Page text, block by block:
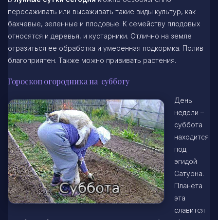
пересаживать или высаживать такие виды культур, как
бахчевые, зеленные и плодовые. К семейству плодовых
относятся и деревья, и кустарники. Отлично на земле
отразиться ее обработка и умеренная подкормка. Полив
благоприятен. Также можно прививать растения.
Гороскоп огородника на субботу
День
недели –
суббота
находится
под
эгидой
Сатурна.
Планета
эта
славится